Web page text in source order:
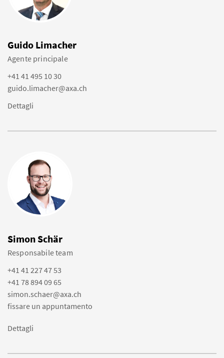
Guido Limacher
Agente principale
+41 41 495 10 30
guido.limacher@axa.ch
Dettagli
Simon Schär
Responsabile team
+41 41 227 47 53
+41 78 894 09 65
simon.schaer@axa.ch
fissare un appuntamento
Dettagli